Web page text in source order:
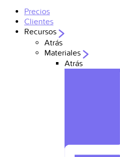
Precios
Clientes
Recursos
Atrás
Materiales
Atrás